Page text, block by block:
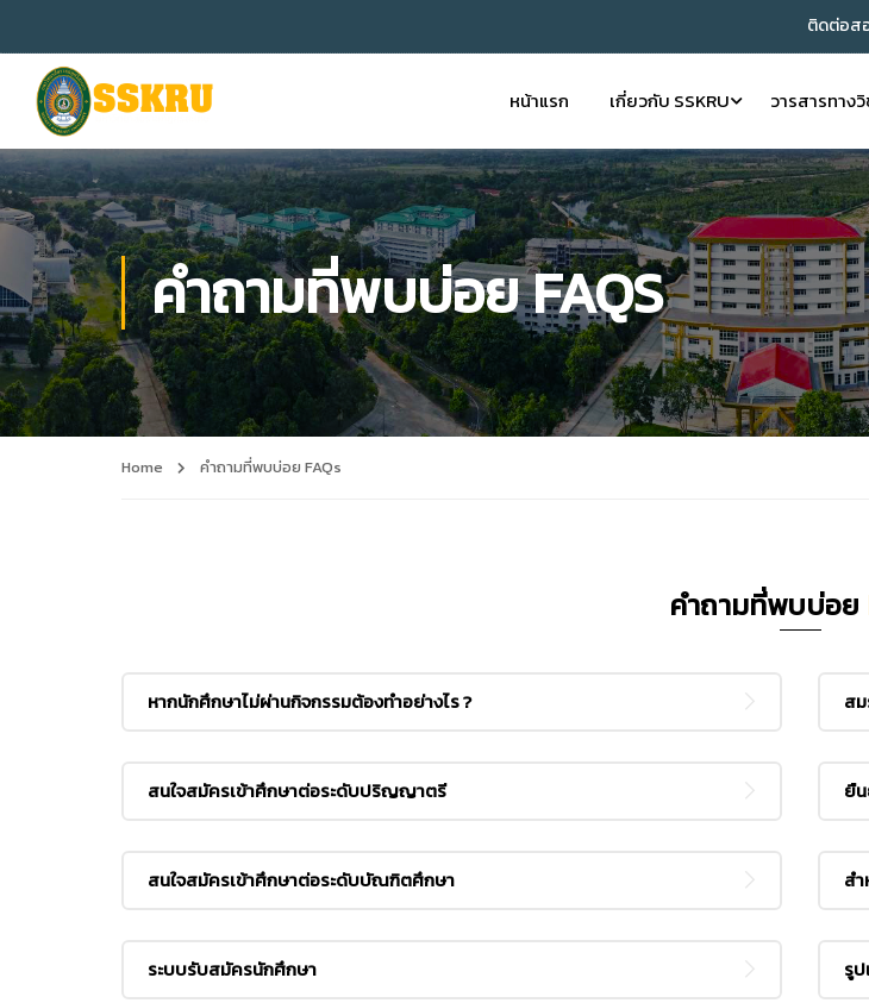
ติดต่อส
หน้าแรก เกี่ยวกับ SSKRU วารสารทาง
คำถามที่พบบ่อย FAQS
Home คำถามที่พบบ่อย FAQs
คำถามที่พบบ่อย
หากนักศึกษาไม่ผ่านกิจกรรมต้องทำอย่างไร ?
สนใจสมัครเข้าศึกษาต่อระดับปริญญาตรี
สนใจสมัครเข้าศึกษาต่อระดับบัณฑิตศึกษา
ระบบรับสมัครนักศึกษา
ส
ยื
ส
รู